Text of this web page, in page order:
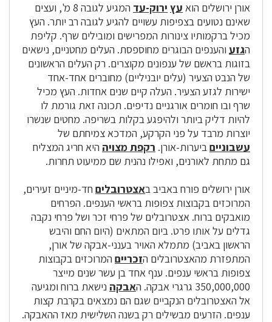
אורן ירושלים הוא עץ ירוק-עד
המגיע לגובה 8 מ', ועצים
שאינם נטועים בצפיפות עשויים להגיע לגובה רב יותר. העץ
מכיל ברקמותיו צינורות המפרישים ומובילים שרף. קליפת
הגזע והענפים הבוגרים מחוספסת. העלים מחטניים, נישאים
בזוגות בראשם של ענפונים מקוצרים. רק העלים הראשונים
של הנבט הצעיר (עלים יובניליים) מחוברים אחד-אחד
ישירות לגזע הצעיר. העלה קיים שנים אחדות. העץ מכיל
שרף ובו חומרים אורגניים נדיפים. תכונה זאת גורמת לו
להיות דליק ביותר ולהיפגע בקלות בשריפה. מחטים שנשרו
יוצרות מרבד על פני הקרקע, המדכא צמיחתם של
עשבונייםביערות-אורן. רקפת מצויה היא חריג המצליח
גם מתחת לאורנים, ואפילו נהנית שם ממיעוט תחרות.
אורן ירושלים פורח באביב באצטרובלים חד-מיניים זעירים,
המרוכזים בקבוצות צפופות בראשי הענפים. הפרחים
מואבקים ברוח. אצטרובלים של פרחי זכר ושל פרחי נקבה
גדלים על אותו פרט. ביום המתאים (היום החם והיבש
הראשון באביב) מתמלא האויר בענני-אבקה של אורן,
המתפזרת מהאצטרובלים הזכריים המרוכזים בקבוצות
צפופות בראשי ענפים. ענף אחד בן עשר שנים מייצר
350,000,000 גרגרי אבקה. ה
אבקה נישאת ברוח ומגיעה
אל האצטרובלים הנקביים שגם הם נמצאים בקרבת קצות
ענפים. הזרעים מבשילים רק בשנה השלישית מאז ההאבקה.